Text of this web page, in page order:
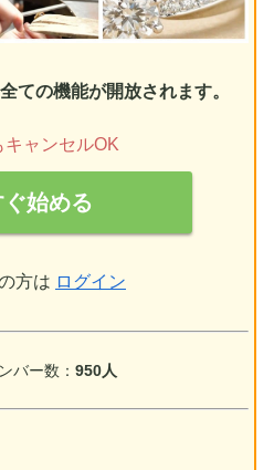
ての機能が開放されます。
キャンセルOK
始める
方は ログイン
バー数： 950人